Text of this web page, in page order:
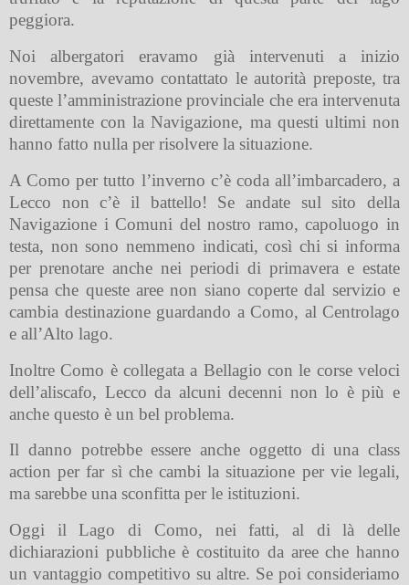
peggiora.
Noi albergatori eravamo già intervenuti a inizio
novembre, avevamo contattato le autorità preposte, tra
queste l’amministrazione provinciale che era intervenuta
direttamente con la Navigazione, ma questi ultimi non
hanno fatto nulla per risolvere la situazione.
A Como per tutto l’inverno c’è coda all’imbarcadero, a
Lecco non c’è il battello! Se andate sul sito della
Navigazione i Comuni del nostro ramo, capoluogo in
testa, non sono nemmeno indicati, così chi si informa
per prenotare anche nei periodi di primavera e estate
pensa che queste aree non siano coperte dal servizio e
cambia destinazione guardando a Como, al Centrolago
e all’Alto lago.
Inoltre Como è collegata a Bellagio con le corse veloci
dell’aliscafo, Lecco da alcuni decenni non lo è più e
anche questo è un bel problema.
Il danno potrebbe essere anche oggetto di una class
action per far sì che cambi la situazione per vie legali,
ma sarebbe una sconfitta per le istituzioni.
Oggi il Lago di Como, nei fatti, al di là delle
dichiarazioni pubbliche è costituito da aree che hanno
un vantaggio competitivo su altre. Se poi consideriamo